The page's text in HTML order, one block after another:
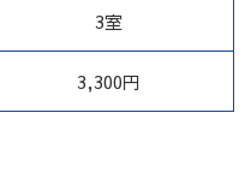
3室
3,300円